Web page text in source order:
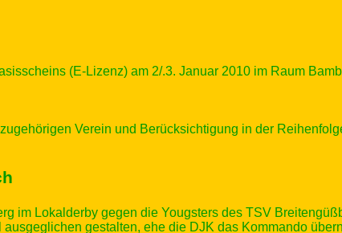
(E-Lizenz) am 2/.3. Januar 2010 im Raum
Verein und Berücksichtigung in der
im Lokalderby gegen die Yougsters des TSV
gestalten, ehe die DJK das Kommando